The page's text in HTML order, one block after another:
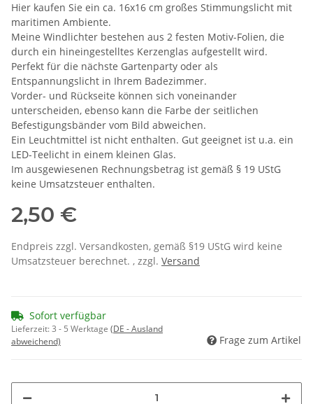
Hier kaufen Sie ein ca. 16x16 cm großes Stimmungslicht mit
maritimen Ambiente.
Meine Windlichter bestehen aus 2 festen Motiv-Folien, die
durch ein hineingestelltes Kerzenglas aufgestellt wird.
Perfekt für die nächste Gartenparty oder als
Entspannungslicht in Ihrem Badezimmer.
Vorder- und Rückseite können sich voneinander
unterscheiden, ebenso kann die Farbe der seitlichen
Befestigungsbänder vom Bild abweichen.
Ein Leuchtmittel ist nicht enthalten. Gut geeignet ist u.a. ein
LED-Teelicht in einem kleinen Glas.
Im ausgewiesenen Rechnungsbetrag ist gemäß § 19 UStG
keine Umsatzsteuer enthalten.
2,50 €
Endpreis zzgl. Versandkosten, gemäß §19 UStG wird keine
Umsatzsteuer berechnet. , zzgl. Versand
Sofort verfügbar
Lieferzeit:3 - 5 Werktage (DE - Ausland
abweichend)
Frage zum Artikel